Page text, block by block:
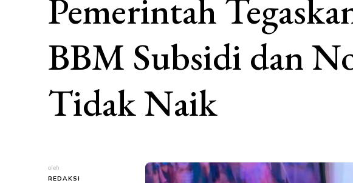
Pemerintah
BBM Subsidi dan
Tidak Naik
oleh
REDAKSI